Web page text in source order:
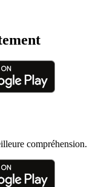
compréhension.